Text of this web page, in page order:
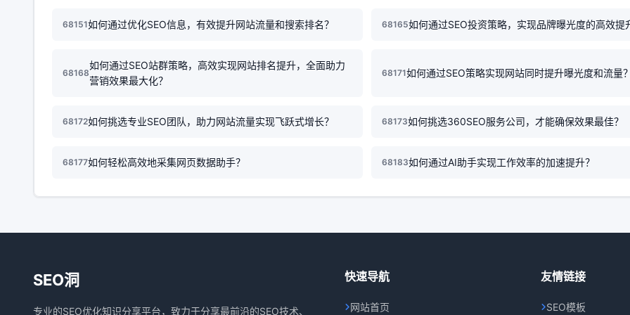
68151如何通过优化SEO信息，有效提升网站流量和搜索排名？ 68165如何通过SEO投资策略，实现品牌曝光度的高效提
68168
如何通过SEO站群策略，高效实现网站排名提升，全面助力
营销效果最大化？
68171如何通过SEO策略实现网站同时提升曝光度和流量
68172如何挑选专业SEO团队，助力网站流量实现飞跃式增长？ 68173如何挑选360SEO服务公司，才能确保效果最佳？
68177如何轻松高效地采集网页数据助手？ 68183如何通过AI助手实现工作效率的加速提升？
SEO洞
专业的SEO优化知识分享平台，致力于分享最前沿的SEO技术、
快速导航
网站首页
友情链接
SEO模板